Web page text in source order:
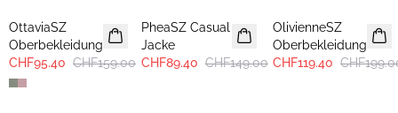
OttaviaSZ
Oberbekleidung
CHF95.40 CHF159.00
PheaSZ Casual
Jacke
CHF89.40 CHF149.00
OlivienneSZ
Oberbekleidung
CHF119.40
-40%